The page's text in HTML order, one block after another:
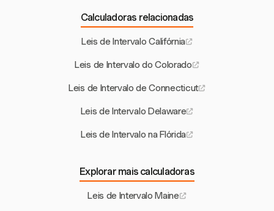
Calculadoras relacionadas
Leis de Intervalo Califórnia
Leis de Intervalo do Colorado
Leis de Intervalo de Connecticut
Leis de Intervalo Delaware
Leis de Intervalo na Flórida
Explorar mais calculadoras
Leis de Intervalo Maine